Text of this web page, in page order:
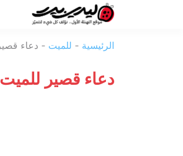
بيرد
الرئيسية - للميت - دعاء
دعاء قصير للميت